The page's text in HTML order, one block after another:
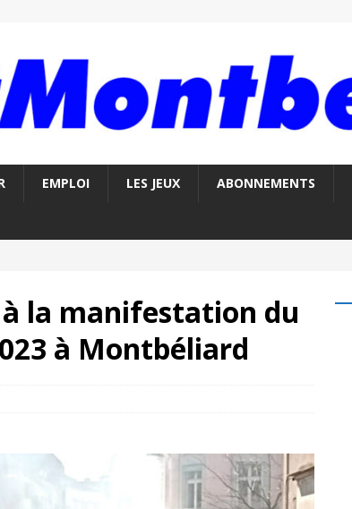
EMPLOI LES JEUX ABONNEMENTS
à la manifestation du
à Montbéliard